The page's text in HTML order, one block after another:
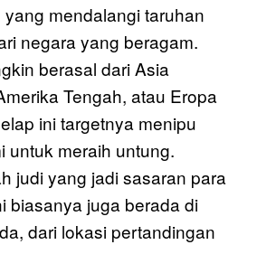
mendalangi taruhan
negara yang beragam.
berasal dari Asia
Tengah, atau Eropa
ini targetnya menipu
untuk meraih untung.
judi yang jadi sasaran para
biasanya juga berada di
dari lokasi pertandingan